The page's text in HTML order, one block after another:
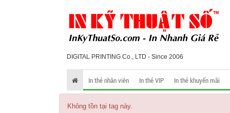
DIGITAL PRINTING Co., LTD - Since 2006
In thẻ nhân viên In thẻ VIP In thẻ khuyến mãi
Không tồn tại tag này.